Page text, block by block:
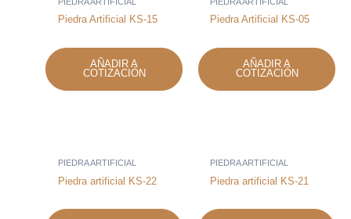
Piedra Artificial KS-15
AÑADIR A
COTIZACIÓN
Piedra Artificial KS-05
AÑADIR A
COTIZACIÓN
PIEDRA ARTIFICIAL
Piedra artificial KS-22
PIEDRA ARTIFICIAL
Piedra artificial KS-21